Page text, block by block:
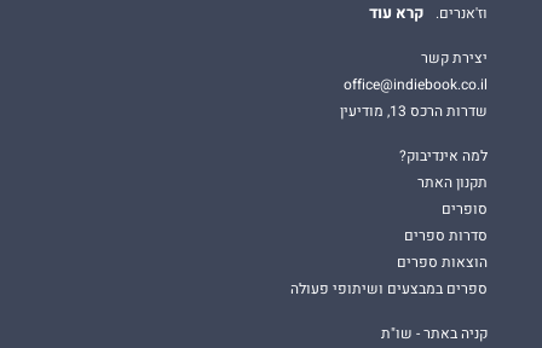
וז'אנרים.
קרא עוד
יצירת קשר
office@indiebook.co.il
שדרות הרכס 13, מודיעין
למה אינדיבוק?
תקנון האתר
סופרים
סדרות ספרים
הוצאות ספרים
ספרים במבצעים ושיתופי פעולה
קניה באתר - שו"ת